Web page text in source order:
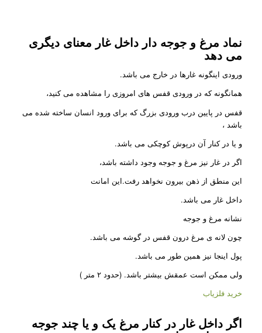
نماد مرغ و جوجه دار داخل غار معنای دیگری
می دهد
ورودی اینگونه غارها در خارج می باشد.
همانگونه که در ورودی قفس های امروزی را مشاهده می کنید،
قفس در پایین درب ورودی بزرگ که برای ورود انسان ساخته شده می
باشد ،
و یا در کنار آن درپوش کوچکی می باشد.
اگر در غار نیز مرغ و جوجه وجود داشته باشد،
این منطق از ذهن بیرون نخواهد رفت.این امانت
داخل غار می باشد.
نشانه مرغ و جوجه
چون لانه ی مرغ درون قفس در گوشه می باشد.
پول اینجا نیز همین طور می باشد.
ولی ممکن است عمقش بیشتر باشد. (حدود ۲ متر )
خرید فلزیاب
اگر داخل غار در کنار مرغ یک و یا چند جوجه